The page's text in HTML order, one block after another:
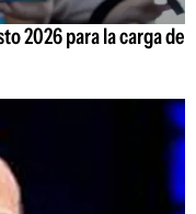
2026 para la carga de